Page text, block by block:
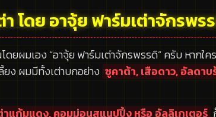
า โดย อาจุ้ย ฟาร์มเต่าจักรพร
ดยผมเอง “อาจุ้ย ฟาร์มเต่าจักรพรรดิ”ครับ หากใค
ยง ผมมีทั้งเต่าบกอย่าง ซูคาต้า, เสือดาว, อัลดาบ
าแก้มแดง, คอมม่อนสแนปปิ้ง หรือ อัลลิเกเตอร์